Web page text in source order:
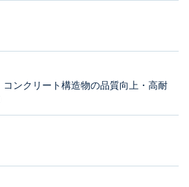
コンクリート構造物の品質向上・高耐